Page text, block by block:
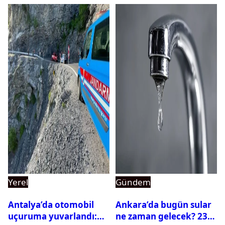
Yerel
Antalya’da otomobil
uçuruma yuvarlandı:
Gündem
Ankara’da bugün sular
ne zaman gelecek? 23